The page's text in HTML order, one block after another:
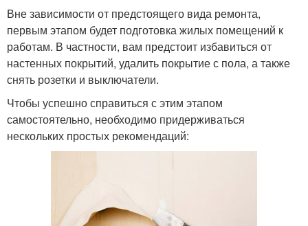
Вне зависимости от предстоящего вида ремонта,
первым этапом будет подготовка жилых помещений к
работам. В частности, вам предстоит избавиться от
настенных покрытий, удалить покрытие с пола, а также
снять розетки и выключатели.
Чтобы успешно справиться с этим этапом
самостоятельно, необходимо придерживаться
нескольких простых рекомендаций: